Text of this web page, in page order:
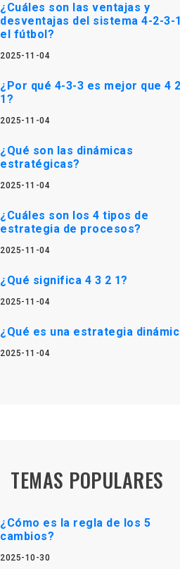
¿Cuáles son las ventajas y
desventajas del sistema 4-2-3-
el fútbol?
2025-11-04
¿Por qué 4-3-3 es mejor que 4
1?
2025-11-04
¿Qué son las dinámicas
estratégicas?
2025-11-04
¿Cuáles son los 4 tipos de
estrategia de procesos?
2025-11-04
¿Qué significa 4 3 2 1?
2025-11-04
¿Qué es una estrategia
2025-11-04
TEMAS POPULARES
¿Cómo es la regla de los 5
cambios?
2025-10-30